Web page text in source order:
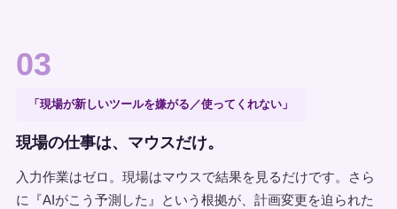
03
「現場が新しいツールを嫌がる／使ってくれない」
現場の仕事は、マウスだけ。
入力作業はゼロ。現場はマウスで結果を見るだけです。さら
に『AIがこう予測した』という根拠が、計画変更を迫られた